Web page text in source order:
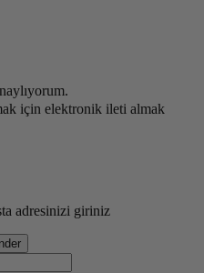
için elektronik ileti almak
adresinizi giriniz